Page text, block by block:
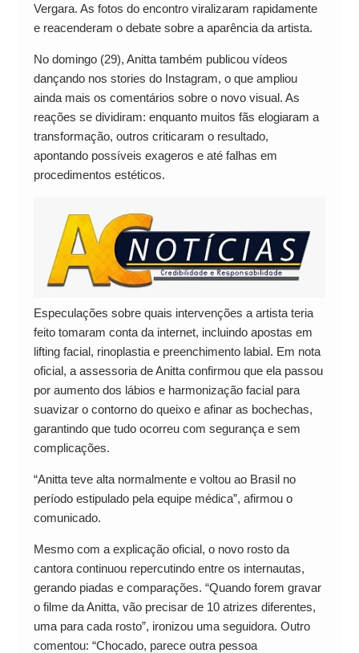
Vergara. As fotos do encontro viralizaram rapidamente
e reacenderam o debate sobre a aparência da artista.
No domingo (29), Anitta também publicou vídeos
dançando nos stories do Instagram, o que ampliou
ainda mais os comentários sobre o novo visual. As
reações se dividiram: enquanto muitos fãs elogiaram a
transformação, outros criticaram o resultado,
apontando possíveis exageros e até falhas em
procedimentos estéticos.
Especulações sobre quais intervenções a artista teria
feito tomaram conta da internet, incluindo apostas em
lifting facial, rinoplastia e preenchimento labial. Em nota
oficial, a assessoria de Anitta confirmou que ela passou
por aumento dos lábios e harmonização facial para
suavizar o contorno do queixo e afinar as bochechas,
garantindo que tudo ocorreu com segurança e sem
complicações.
“Anitta teve alta normalmente e voltou ao Brasil no
período estipulado pela equipe médica”, afirmou o
comunicado.
Mesmo com a explicação oficial, o novo rosto da
cantora continuou repercutindo entre os internautas,
gerando piadas e comparações. “Quando forem gravar
o filme da Anitta, vão precisar de 10 atrizes diferentes,
uma para cada rosto”, ironizou uma seguidora. Outro
comentou: “Chocado, parece outra pessoa